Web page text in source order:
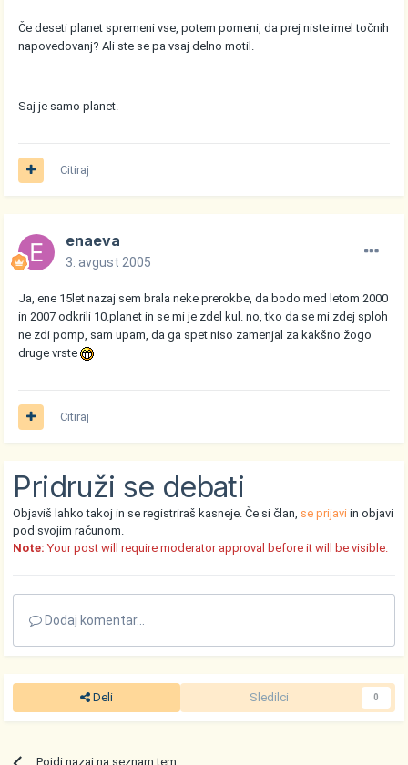
Če deseti planet spremeni vse, potem pomeni, da prej niste imel točnih
napovedovanj? Ali ste se pa vsaj delno motil.
Saj je samo planet.
Citiraj
enaeva
3. avgust 2005
Ja, ene 15let nazaj sem brala neke prerokbe, da bodo med letom 2000
in 2007 odkrili 10.planet in se mi je zdel kul. no, tko da se mi zdej sploh
ne zdi pomp, sam upam, da ga spet niso zamenjal za kakšno žogo
druge vrste
Citiraj
Pridruži se debati
Objaviš lahko takoj in se registriraš kasneje. Če si član, se prijavi in objavi
pod svojim računom.
Note: Your post will require moderator approval before it will be visible.
Dodaj komentar...
Deli Sledilci 0
Pojdi nazaj na seznam tem